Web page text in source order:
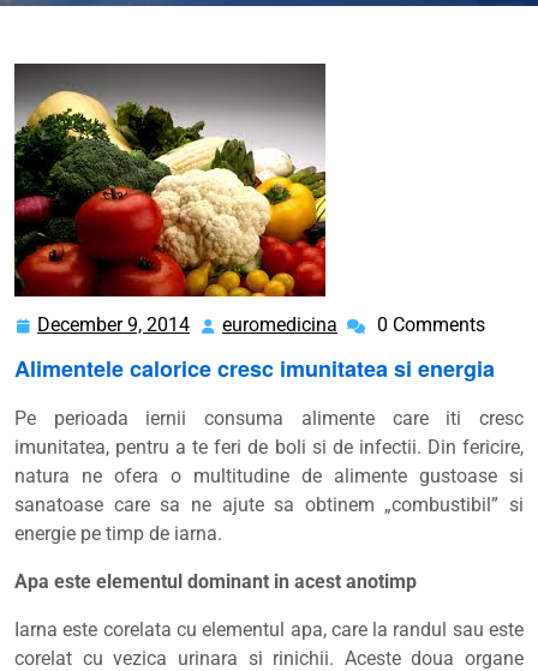
December 9, 2014 December
2014
euromedicina euromedicina
0 Comments
Alimentele calorice cresc imunitatea si energia
Pe perioada iernii consuma alimente care iti cresc
imunitatea, pentru a te feri de boli si de infectii. Din fericire,
natura ne ofera o multitudine de alimente gustoase si
sanatoase care sa ne ajute sa obtinem „combustibil” si
energie pe timp de iarna.
Apa este elementul dominant in acest anotimp
Iarna este corelata cu elementul apa, care la randul sau este
corelat cu vezica urinara si rinichii. Aceste doua organe